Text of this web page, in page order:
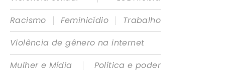
Racismo
| Feminicídio |
Trabalho
Violência de gênero na internet
Mulher e Mídia
|
Política e poder